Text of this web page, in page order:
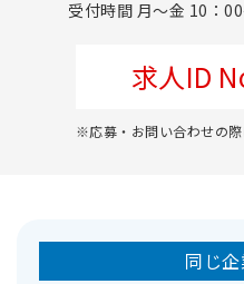
受付時間 月～金 10：
求人ID
※応募・お問い合わせの
同じ